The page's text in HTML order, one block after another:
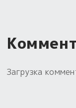
Загрузка